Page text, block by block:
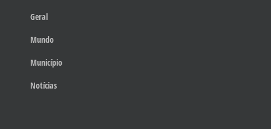
Geral
Mundo
Município
Notícias